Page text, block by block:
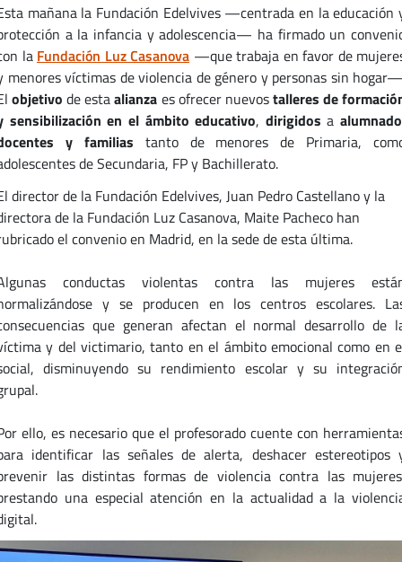
mañana la Fundación Edelvives —centrada en la educación
a la infancia y adolescencia— ha firmado un
la Fundación Luz Casanova —que trabaja en favor de
menores víctimas de violencia de género y personas sin
objetivo de estaalianza es ofrecer nuevostalleres de
sensibilización en el ámbito educativo, dirigidosa
y familias tanto de menores de Primaria,
de Secundaria, FP y Bachillerato.
director de la Fundación Edelvives, Juan Pedro Castellano y la
de la Fundación Luz Casanova, Maite Pacheco han
el convenio en Madrid, en la sede de esta última.
conductas violentas contra las mujeres
y se producen en los centros escolares.
que generan afectan el normal desarrollo de
y del victimario, tanto en el ámbito emocional como en
disminuyendo su rendimiento escolar y su
ello, es necesario que el profesorado cuente con
identificar las señales de alerta, deshacer estereotipos
las distintas formas de violencia contra las
una especial atención en la actualidad a la